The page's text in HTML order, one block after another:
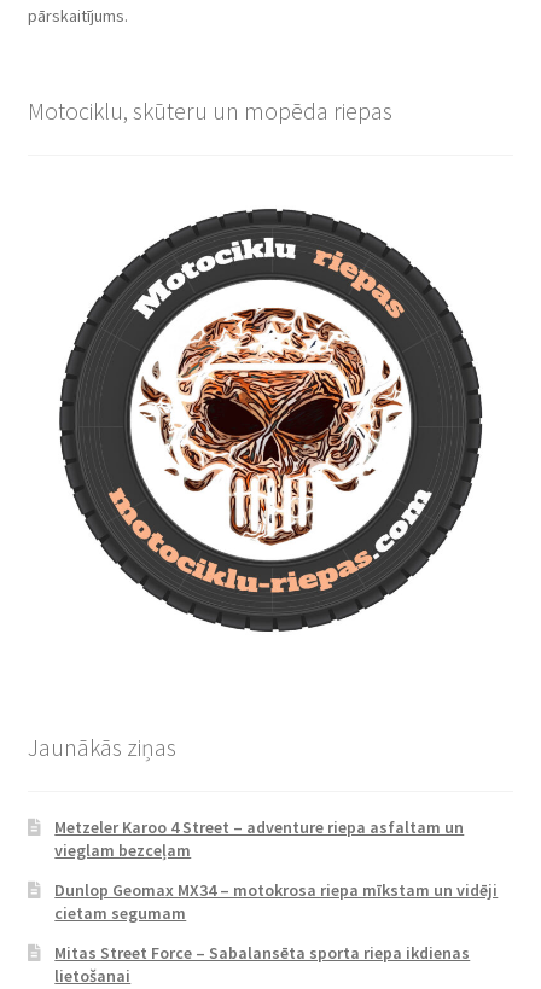
pārskaitījums.
Motociklu, skūteru un mopēda riepas
Jaunākās ziņas
Metzeler Karoo 4 Street – adventure riepa asfaltam un
vieglam bezceļam
Dunlop Geomax MX34 – motokrosa riepa mīkstam un vidēji
cietam segumam
Mitas Street Force – Sabalansēta sporta riepa ikdienas
lietošanai